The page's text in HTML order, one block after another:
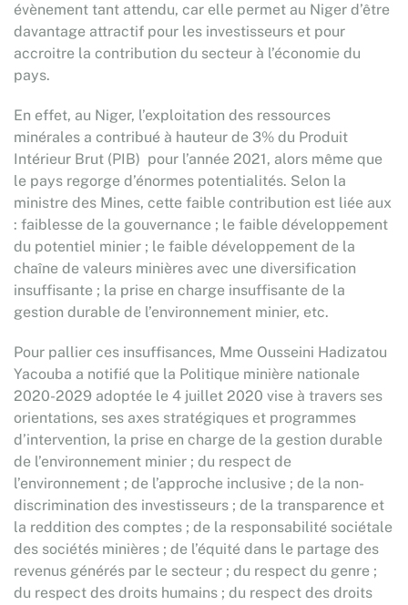
évènement tant attendu, car elle permet au Niger d’être
davantage attractif pour les investisseurs et pour
accroitre la contribution du secteur à l’économie du
pays.
En effet, au Niger, l’exploitation des ressources
minérales a contribué à hauteur de 3% du Produit
Intérieur Brut (PIB) pour l’année 2021, alors même que
le pays regorge d’énormes potentialités. Selon la
ministre des Mines, cette faible contribution est liée aux
: faiblesse de la gouvernance ; le faible développement
du potentiel minier ; le faible développement de la
chaîne de valeurs minières avec une diversification
insuffisante ; la prise en charge insuffisante de la
gestion durable de l’environnement minier, etc.
Pour pallier ces insuffisances, Mme Ousseini Hadizatou
Yacouba a notifié que la Politique minière nationale
2020-2029 adoptée le 4 juillet 2020 vise à travers ses
orientations, ses axes stratégiques et programmes
d’intervention, la prise en charge de la gestion durable
de l’environnement minier ; du respect de
l’environnement ; de l’approche inclusive ; de la non-
discrimination des investisseurs ; de la transparence et
la reddition des comptes ; de la responsabilité sociétale
des sociétés minières ; de l’équité dans le partage des
revenus générés par le secteur ; du respect du genre ;
du respect des droits humains ; du respect des droits